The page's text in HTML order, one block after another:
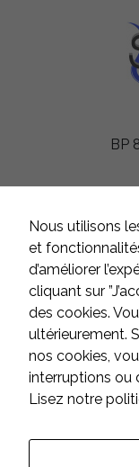
BP
de
de
Nous utilisons
et
d’améliorer
cliquant sur
des cookies.
ultérieurement.
nos cookies,
interruptions ou
Lisez notre